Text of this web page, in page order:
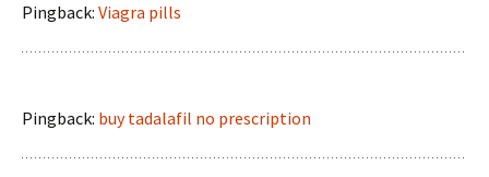
Pingback: Viagra pills
Pingback: buy tadalafil no prescription